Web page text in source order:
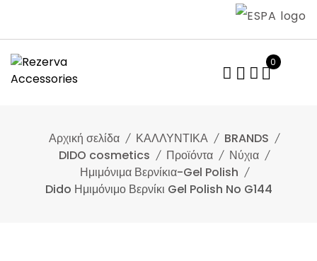
content
0
Αρχική σελίδα ΚΑΛΛΥΝΤΙΚΑ
BRANDS
DIDO cosmetics
Προϊόντα
Νύχια
Ημιμόνιμα Βερνίκια-Gel Polish
Dido Ημιμόνιμο Βερνίκι Gel Polish No G144